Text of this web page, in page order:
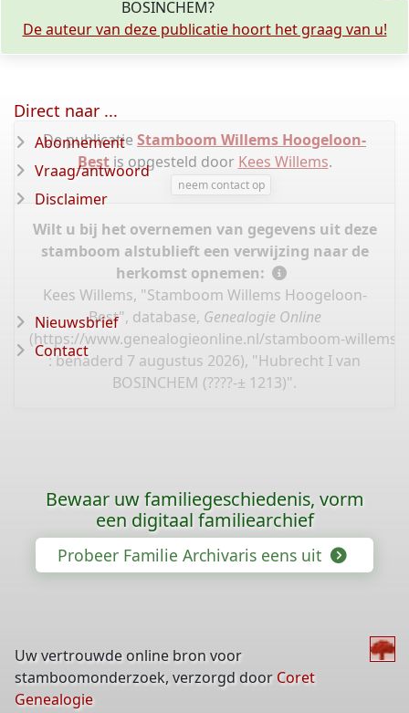
BOSINCHEM?
De auteur van deze publicatie hoort het graag van u!
De publicatie Stamboom Willems Hoogeloon-
Bestis opgesteld door Kees Willems.
neem contact op
Wilt u bij het overnemen van gegevens uit deze
stamboom alstublieft een verwijzing naar de
herkomst opnemen:
Kees Willems, "Stamboom Willems Hoogeloon-
Best", database, Genealogie Online
(https://www.genealogieonline.nl/stamboom-willems-
: benaderd 7 augustus 2026), "Hubrecht I van
BOSINCHEM (????-± 1213)".
Direct naar ...
Abonnement
Vraag/antwoord
Disclaimer
Nieuwsbrief
Contact
Bewaar uw familiegeschiedenis, vorm
een digitaal familiearchief
Probeer Familie Archivaris eens uit
Uw vertrouwde online bron voor
stamboomonderzoek, verzorgd door Coret
Genealogie